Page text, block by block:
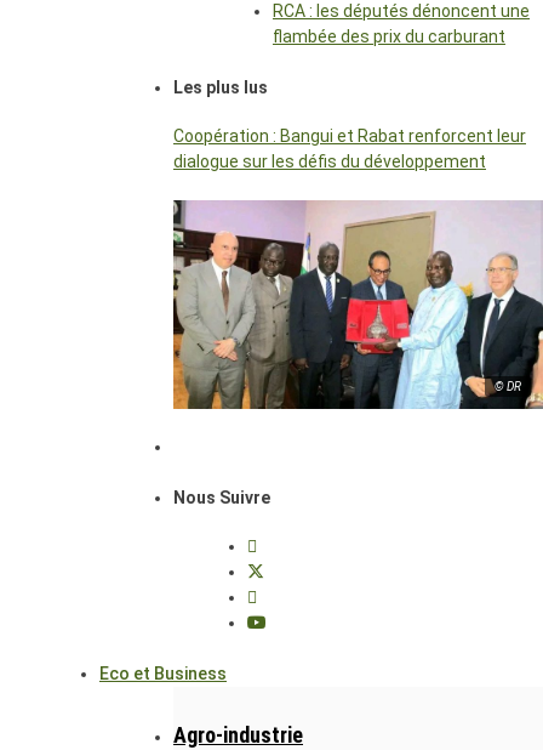
RCA : les députés dénoncent une
flambée des prix du carburant
Les plus lus
Coopération : Bangui et Rabat renforcent leur
dialogue sur les défis du développement
© DR
Nous Suivre
Eco et Business
Agro-industrie